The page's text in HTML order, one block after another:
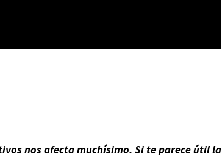
nos afecta muchísimo. Si te parece útil la